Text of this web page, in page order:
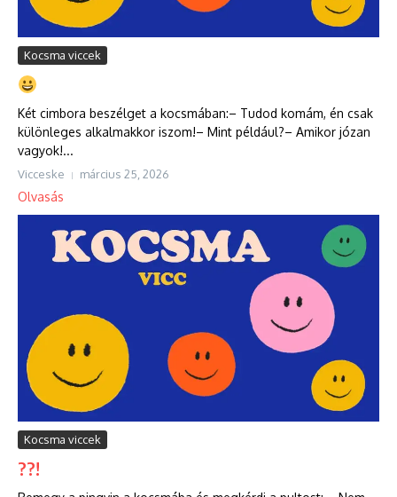
Kocsma viccek
Két cimbora beszélget a kocsmában:– Tudod komám, én csak
különleges alkalmakkor iszom!– Mint például?– Amikor józan
vagyok!...
Vicceske március 25, 2026
Olvasás
Kocsma viccek
??!